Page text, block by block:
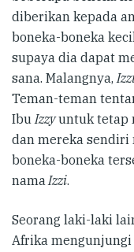
diberikan kepada
boneka-boneka
supaya dia dapat
sana. Malangnya,
Teman-teman
IbuIzzyuntuk tetap
dan mereka sendiri
boneka-boneka
namaIzzi.
Seorang laki-laki
Afrika mengunjungi